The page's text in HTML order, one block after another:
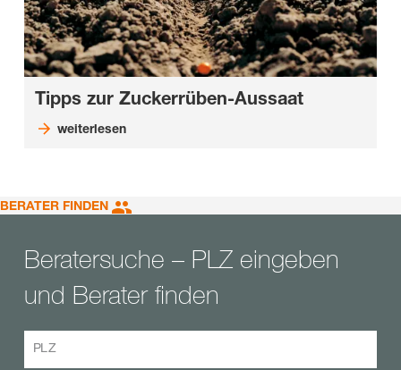
Tipps zur Zuckerrüben-Aussaat
weiterlesen
BERATER FINDEN
Beratersuche – PLZ eingeben
und Berater finden
PLZ